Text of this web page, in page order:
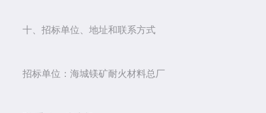
十、招标单位、地址和联系方式
招标单位：海城镁矿耐火材料总厂